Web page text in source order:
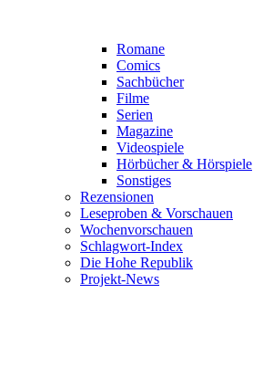
Romane
Comics
Sachbücher
Filme
Serien
Magazine
Videospiele
Hörbücher & Hörspiele
Sonstiges
Rezensionen
Leseproben & Vorschauen
Wochenvorschauen
Schlagwort-Index
Die Hohe Republik
Projekt-News